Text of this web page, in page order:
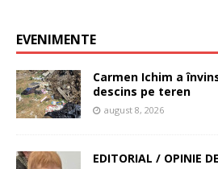
EVENIMENTE
Carmen Ichim a
descins pe teren
august 8, 2026
EDITORIAL / OPINIE